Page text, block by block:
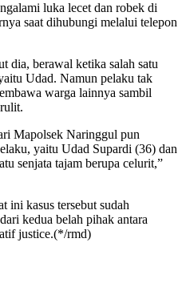
luka lecet dan robek di
saat dihubungi melalui telepon
dia, berawal ketika salah satu
Udad. Namun pelaku tak
warga lainnya sambil
Mapolsek Naringgul pun
yaitu Udad Supardi (36) dan
senjata tajam berupa celurit,”
ini kasus tersebut sudah
kedua belah pihak antara
justice.(*/rmd)